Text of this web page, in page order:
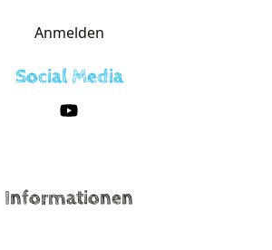
Anmelden
Social Media
Informationen